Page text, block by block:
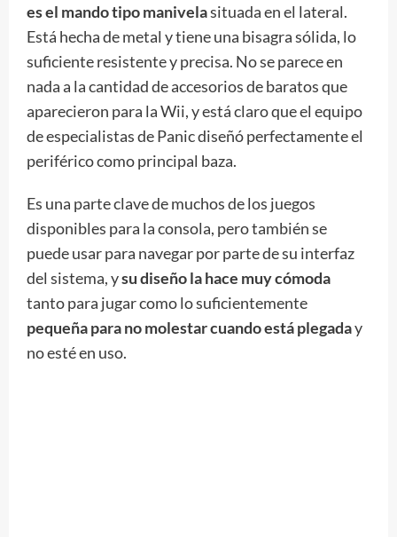
es el mando tipo manivelasituada en el lateral.
Está hecha de metal y tiene una bisagra sólida, lo
suficiente resistente y precisa. No se parece en
nada a la cantidad de accesorios de baratos que
aparecieron para la Wii, y está claro que el equipo
de especialistas de Panic diseñó perfectamente el
periférico como principal baza.
Es una parte clave de muchos de los juegos
disponibles para la consola, pero también se
puede usar para navegar por parte de su interfaz
del sistema, ysu diseño la hace muy cómoda
tanto para jugar como lo suficientemente
pequeña para no molestar cuando está plegaday
no esté en uso.